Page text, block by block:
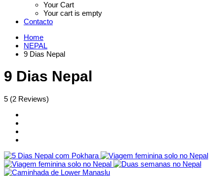
Your Cart
Your cart is empty
Contacto
Home
NEPAL
9 Dias Nepal
9 Dias Nepal
5 (2 Reviews)